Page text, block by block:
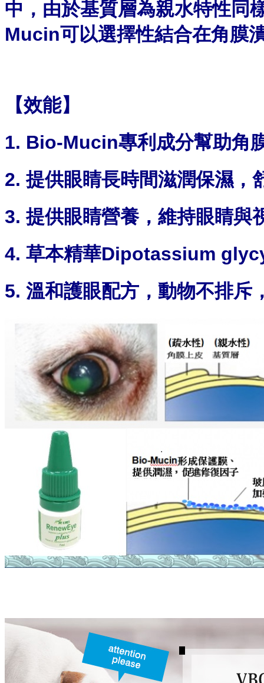
中，由於基質層為親水特性同
Mucin可以選擇性結合在角膜
【效能】
1. Bio-Mucin專利成分幫助角
2. 提供眼睛長時間滋潤保濕，
3. 提供眼睛營養，維持眼睛與
4. 草本精華Dipotassium
5. 溫和護眼配方，動物不排斥